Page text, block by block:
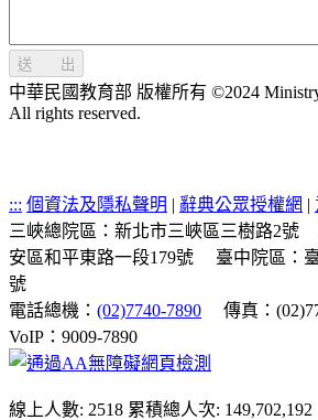
送 出
中華民國教育部 版權所有 ©2024
All rights reserved.
::: 個資法及隱私聲明 | 辭典公眾授權網 |
三峽總院區：新北市三峽區三樹路2號
安區和平東路一段179號
臺中院區：
號
電話總機： (02)7740-7890 傳真：
VoIP：9009-7890
線上人數: 2518 累積總人次: 149,702,192